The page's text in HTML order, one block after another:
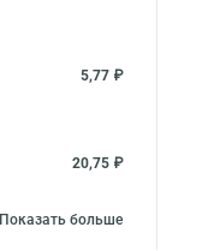
5,77 ₽
20,75 ₽
Показать больше